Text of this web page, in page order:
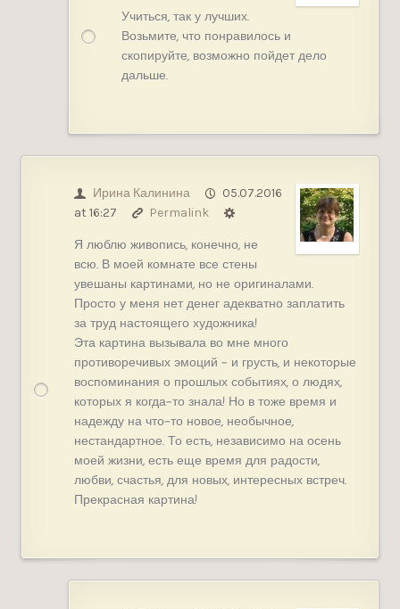
Учиться, так у лучших.
Возьмите, что понравилось и
скопируйте, возможно пойдет дело
дальше.
Ирина Калинина
05.07.2016
at 16:27
Permalink
Я люблю живопись, конечно, не
всю. В моей комнате все стены
увешаны картинами, но не оригиналами.
Просто у меня нет денег адекватно заплатить
за труд настоящего художника!
Эта картина вызывала во мне много
противоречивых эмоций – и грусть, и некоторые
воспоминания о прошлых событиях, о людях,
которых я когда-то знала! Но в тоже время и
надежду на что-то новое, необычное,
нестандартное. То есть, независимо на осень
моей жизни, есть еще время для радости,
любви, счастья, для новых, интересных встреч.
Прекрасная картина!